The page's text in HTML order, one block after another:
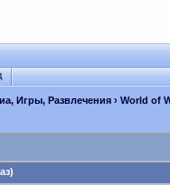
Игры, Развлечения› World of